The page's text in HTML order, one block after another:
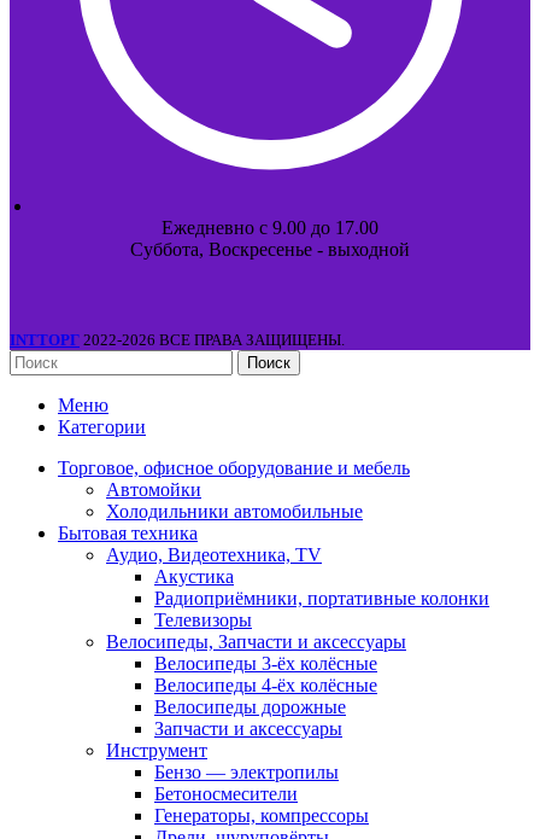
Ежедневно с 9.00 до 17.00
Суббота, Воскресенье - выходной
INTТОРГ 2022-2026 ВСЕ ПРАВА ЗАЩИЩЕНЫ.
Поиск
Меню
Категории
Торговое, офисное оборудование и мебель
Автомойки
Холодильники автомобильные
Бытовая техника
Аудио, Видеотехника, TV
Акустика
Радиоприёмники, портативные колонки
Телевизоры
Велосипеды, Запчасти и аксессуары
Велосипеды 3-ёх колёсные
Велосипеды 4-ёх колёсные
Велосипеды дорожные
Запчасти и аксессуары
Инструмент
Бензо — электропилы
Бетоносмесители
Генераторы, компрессоры